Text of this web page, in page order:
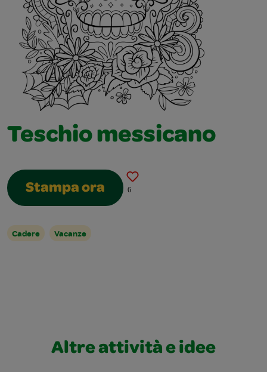
Teschio messicano
Stampa ora 6
Cadere Vacanze
Altre attività e idee